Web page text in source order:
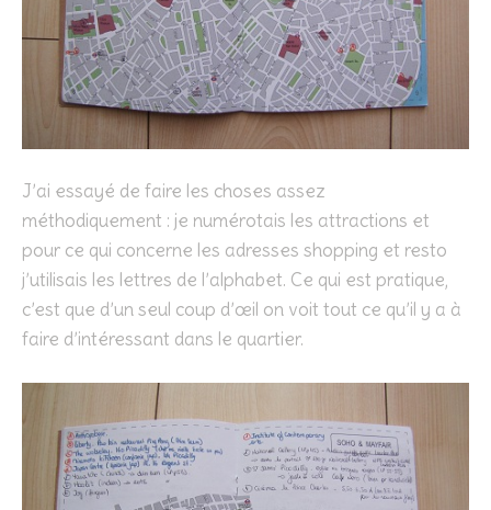
J’ai essayé de faire les choses assez
méthodiquement : je numérotais les attractions et
pour ce qui concerne les adresses shopping et resto
j’utilisais les lettres de l’alphabet. Ce qui est pratique,
c’est que d’un seul coup d’œil on voit tout ce qu’il y a à
faire d’intéressant dans le quartier.